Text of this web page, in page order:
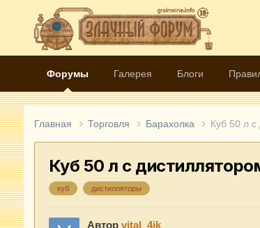
Форумы Галерея Блоги
Главная Торговля Барахолка Куб 50 л с
Куб 50 л с
куб дистилляторы
Автор vital_4ik